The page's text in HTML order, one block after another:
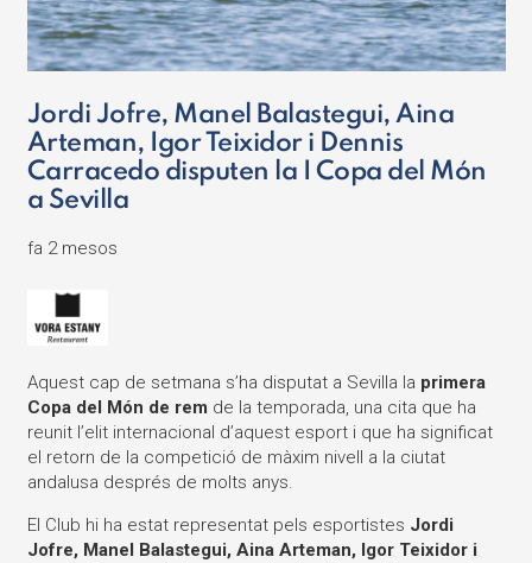
Jordi Jofre, Manel Balastegui, Aina
Arteman, Igor Teixidor i Dennis
Carracedo disputen la I Copa del Món
a Sevilla
fa 2 mesos
Aquest cap de setmana s’ha disputat a Sevilla la primera
Copa del Món de rem de la temporada, una cita que ha
reunit l’elit internacional d’aquest esport i que ha significat
el retorn de la competició de màxim nivell a la ciutat
andalusa després de molts anys.
El Club hi ha estat representat pels esportistes Jordi
Jofre, Manel Balastegui, Aina Arteman, Igor Teixidor i